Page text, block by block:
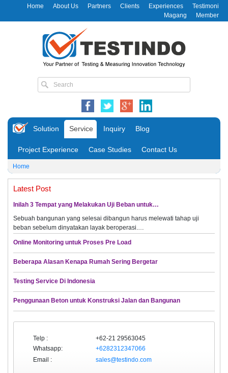
Home About Us Partners Clients Experiences
Testimoni
Magang
Member
Solution Service Inquiry Blog
Project Experience Case Studies Contact Us
Home
Latest Post
Inilah 3 Tempat yang Melakukan Uji Beban untuk…
Sebuah bangunan yang selesai dibangun harus melewati tahap uji
beban sebelum dinyatakan layak beroperasi.…
Online Monitoring untuk Proses Pre Load
Beberapa Alasan Kenapa Rumah Sering Bergetar
Testing Service Di Indonesia
Penggunaan Beton untuk Konstruksi Jalan dan Bangunan
Telp :
+62-21 29563045
Whatsapp:
+6282312347066
Email :
sales@testindo.com